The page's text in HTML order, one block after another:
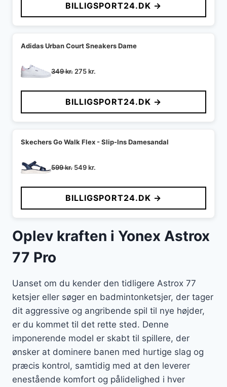
BILLIGSPORT24.DK →
Adidas Urban Court Sneakers Dame
349kr. Den
pris
var:
349 kr..
275kr.
pris
er:
275 kr..
BILLIGSPORT24.DK →
Skechers Go Walk Flex - Slip-Ins Damesandal
599kr. Den
pris
var:
599 kr..
549kr.
pris
er:
549 kr..
BILLIGSPORT24.DK →
Oplev kraften i Yonex Astrox
77 Pro
Uanset om du kender den tidligere Astrox 77
ketsjer eller søger en badmintonketsjer, der tager
dit aggressive og angribende spil til nye højder,
er du kommet til det rette sted. Denne
imponerende model er skabt til spillere, der
ønsker at dominere banen med hurtige slag og
præcis kontrol, samtidig med at den leverer
enestående komfort og pålidelighed i hver